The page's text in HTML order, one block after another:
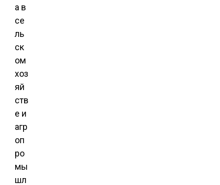
а в
се
ль
ск
ом
хоз
яй
ств
е и
агр
оп
ро
мы
шл